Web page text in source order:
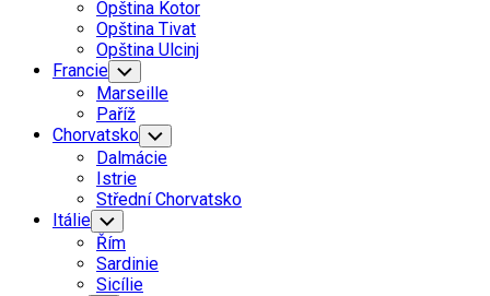
Opština Kotor
Opština Tivat
Opština Ulcinj
Francie Toggle
Child
Menu
Marseille
Paříž
Chorvatsko Toggle
Child
Menu
Dalmácie
Istrie
Střední Chorvatsko
Itálie Toggle
Child
Menu
Řím
Sardinie
Sicílie